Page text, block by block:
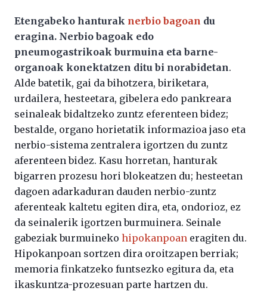
Etengabeko hanturak nerbio bagoan du
eragina. Nerbio bagoak edo
pneumogastrikoak burmuina eta barne-
organoak konektatzen ditu bi norabidetan.
Alde batetik, gai da bihotzera, biriketara,
urdailera, hesteetara, gibelera edo pankreara
seinaleak bidaltzeko zuntz eferenteen bidez;
bestalde, organo horietatik informazioa jaso eta
nerbio-sistema zentralera igortzen du zuntz
aferenteen bidez. Kasu horretan, hanturak
bigarren prozesu hori blokeatzen du; hesteetan
dagoen adarkaduran dauden nerbio-zuntz
aferenteak kaltetu egiten dira, eta, ondorioz, ez
da seinalerik igortzen burmuinera. Seinale
gabeziak burmuineko hipokanpoan eragiten du.
Hipokanpoan sortzen dira oroitzapen berriak;
memoria finkatzeko funtsezko egitura da, eta
ikaskuntza-prozesuan parte hartzen du.